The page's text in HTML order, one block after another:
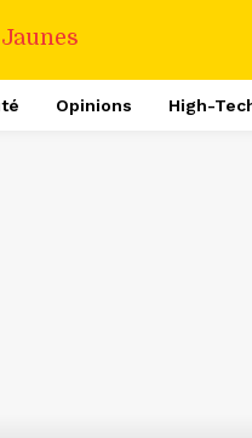
Opinions High-